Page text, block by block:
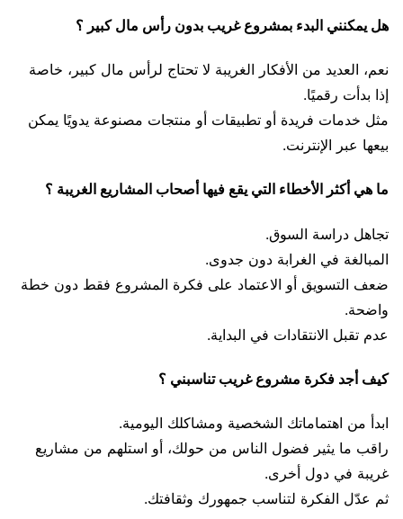
هل يمكنني البدء بمشروع غريب بدون رأس مال كبير ؟
نعم، العديد من الأفكار الغريبة لا تحتاج لرأس مال كبير، خاصة
إذا بدأت رقميًا.
مثل خدمات فريدة أو تطبيقات أو منتجات مصنوعة يدويًا يمكن
بيعها عبر الإنترنت.
ما هي أكثر الأخطاء التي يقع فيها أصحاب المشاريع الغريبة ؟
تجاهل دراسة السوق.
المبالغة في الغرابة دون جدوى.
ضعف التسويق أو الاعتماد على فكرة المشروع فقط دون خطة
واضحة.
عدم تقبل الانتقادات في البداية.
كيف أجد فكرة مشروع غريب تناسبني ؟
ابدأ من اهتماماتك الشخصية ومشاكلك اليومية.
راقب ما يثير فضول الناس من حولك، أو استلهم من مشاريع
غريبة في دول أخرى.
ثم عدّل الفكرة لتناسب جمهورك وثقافتك.